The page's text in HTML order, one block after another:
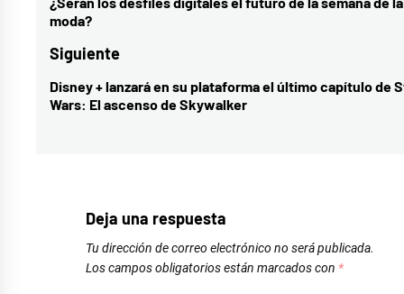
española
Pablo
Entrada
anterior:
moda?
Siguiente
Entrada
siguiente:
Disney + lanzará en su plataforma el último capítulo de
Wars: El ascenso de Skywalker
Deja una respuesta
Tu dirección de correo electrónico no será publicada.
Los campos obligatorios están marcados con *